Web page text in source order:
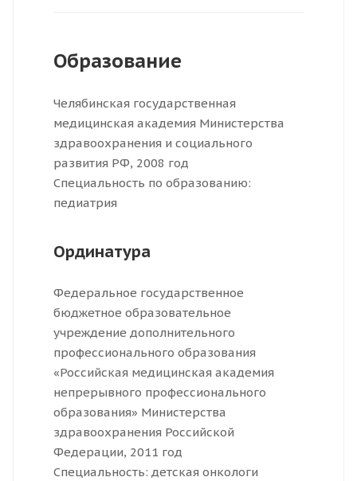
Образование
Челябинская государственная
медицинская академия Министерства
здравоохранения и социального
развития РФ, 2008 год
Специальность по образованию:
педиатрия
Ординатура
Федеральное государственное
бюджетное образовательное
учреждение дополнительного
профессионального образования
«Российская медицинская академия
непрерывного профессионального
образования» Министерства
здравоохранения Российской
Федерации, 2011 год
Специальность: детская онкологи